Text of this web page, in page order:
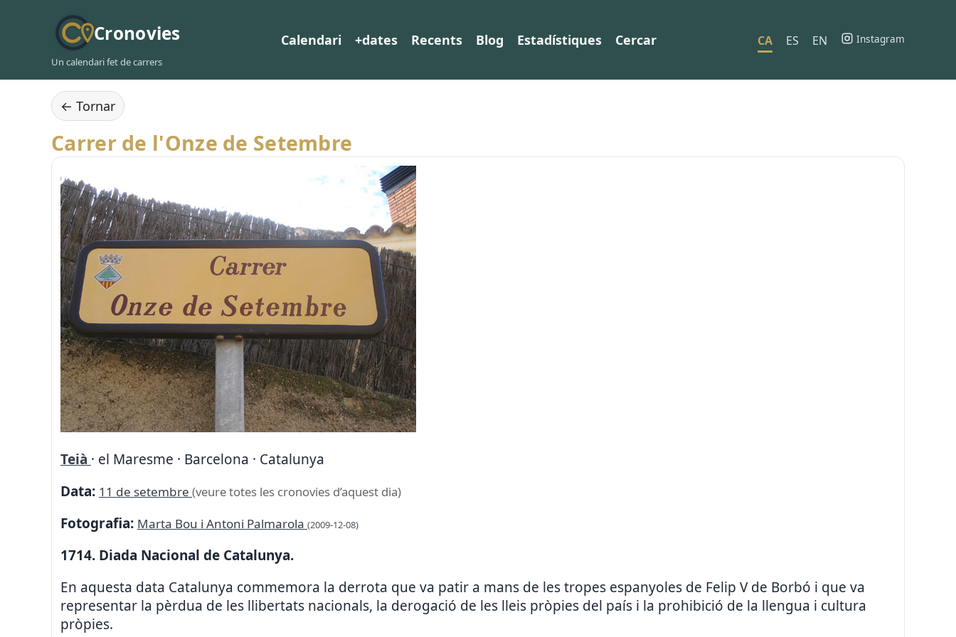
Cronovies
Un calendari fet de carrers
Calendari +dates Recents Blog Estadístiques Cercar CA ES EN Instagram
← Tornar
Carrer de l'Onze de Setembre
Teià · el Maresme · Barcelona · Catalunya
Data: 11 de setembre (veure totes les cronovies d’aquest dia)
Fotografia: Marta Bou i Antoni Palmarola (2009-12-08)
1714. Diada Nacional de Catalunya.
En aquesta data Catalunya commemora la derrota que va patir a mans de les tropes espanyoles de Felip V de Borbó i que va
representar la pèrdua de les llibertats nacionals, la derogació de les lleis pròpies del país i la prohibició de la llengua i cultura
pròpies.